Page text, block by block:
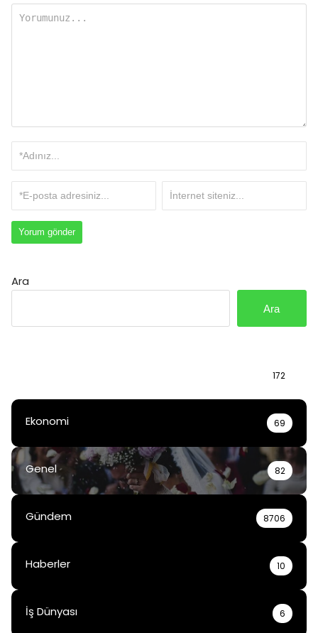
Ara
Ara
172
Ekonomi 69
Genel 82
Gündem 8706
Haberler 10
İş Dünyası 6